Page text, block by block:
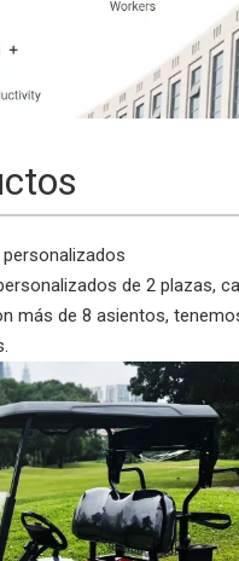
de 2 plazas,
más de 8 asientos,